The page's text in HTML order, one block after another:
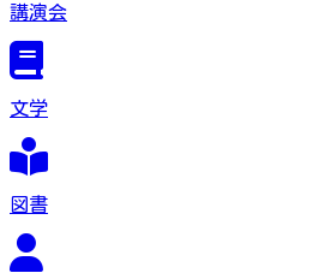
講演会
文学
図書